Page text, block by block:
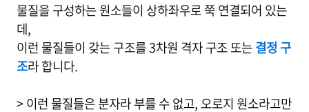
물질을 구성하는 원소들이 상하좌우로 쭉 연결되어 있는
데,
이런 물질들이 갖는 구조를 3차원 격자 구조 또는결정 구
조라 합니다.
> 이런 물질들은 분자라 부를 수 없고, 오로지 원소라고만